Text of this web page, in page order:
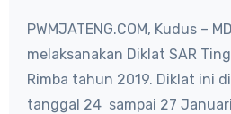
PWMJATENG.COM, Kudus –
melaksanakan Diklat SAR
Rimba tahun 2019. Diklat ini
tanggal 24 sampai 27